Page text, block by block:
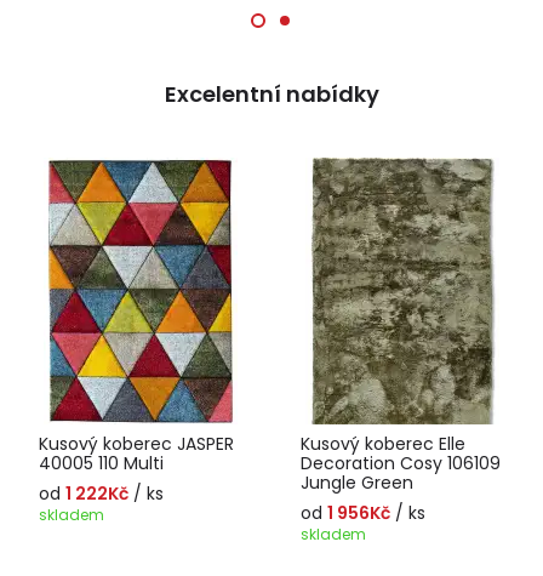
Excelentní nabídky
Kusový koberec JASPER
40005 110 Multi
od 1 222Kč / ks
skladem
Kusový koberec Elle
Decoration Cosy 106109
Jungle Green
od 1 956Kč / ks
skladem